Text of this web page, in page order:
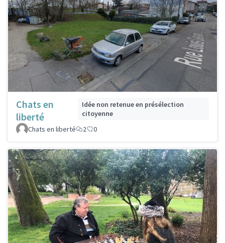
Chats en
liberté
Idée non retenue en présélection
citoyenne
Chats en liberté
2 0